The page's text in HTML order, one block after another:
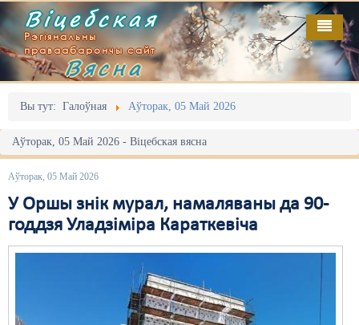
Віцебская
Рэгіянальны
праваабарончы сайт
Вясна
Вы тут: Галоўная Аўторак, 05 Май 2026
Аўторак, 05 Май 2026 - Віцебская вясна
Аўторак, 05 Май 2026
У Оршы знік мурал, намаляваны да 90-
годдзя Уладзіміра Караткевіча
Галоўная
Адміністрацыйны перасьлед
Акцыі
Выбары
Грамадзянскія ініцыятывы
Выданьні
Відэа
Пра нас
RSS